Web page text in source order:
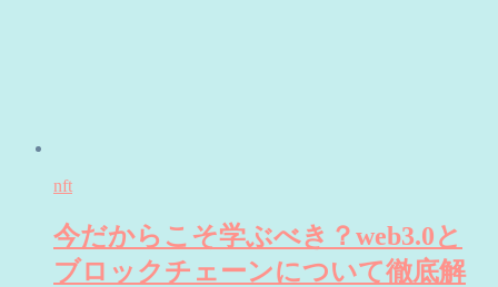
nft
今だからこそ学ぶべき？web3.0と
ブロックチェーンについて徹底解